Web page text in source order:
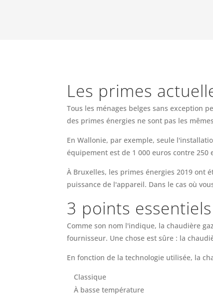
Les primes
Tous les ménages belges sans exception
des primes énergies ne sont pas les
En Wallonie, par exemple, seule
équipement est de 1 000 euros contre 250
À Bruxelles, les primes énergies 2019 ont
puissance de l'appareil. Dans le cas où
3 points
Comme son nom l'indique, la chaudière
fournisseur. Une chose est sûre : la
En fonction de la technologie utilisée, la
Classique
À basse température